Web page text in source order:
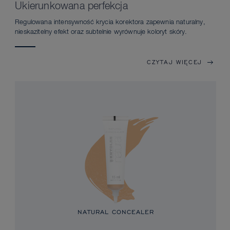
Ukierunkowana perfekcja
Regulowana intensywność krycia korektora zapewnia naturalny,
nieskazitelny efekt oraz subtelnie wyrównuje koloryt skóry.
CZYTAJ WIĘCEJ
NATURAL CONCEALER